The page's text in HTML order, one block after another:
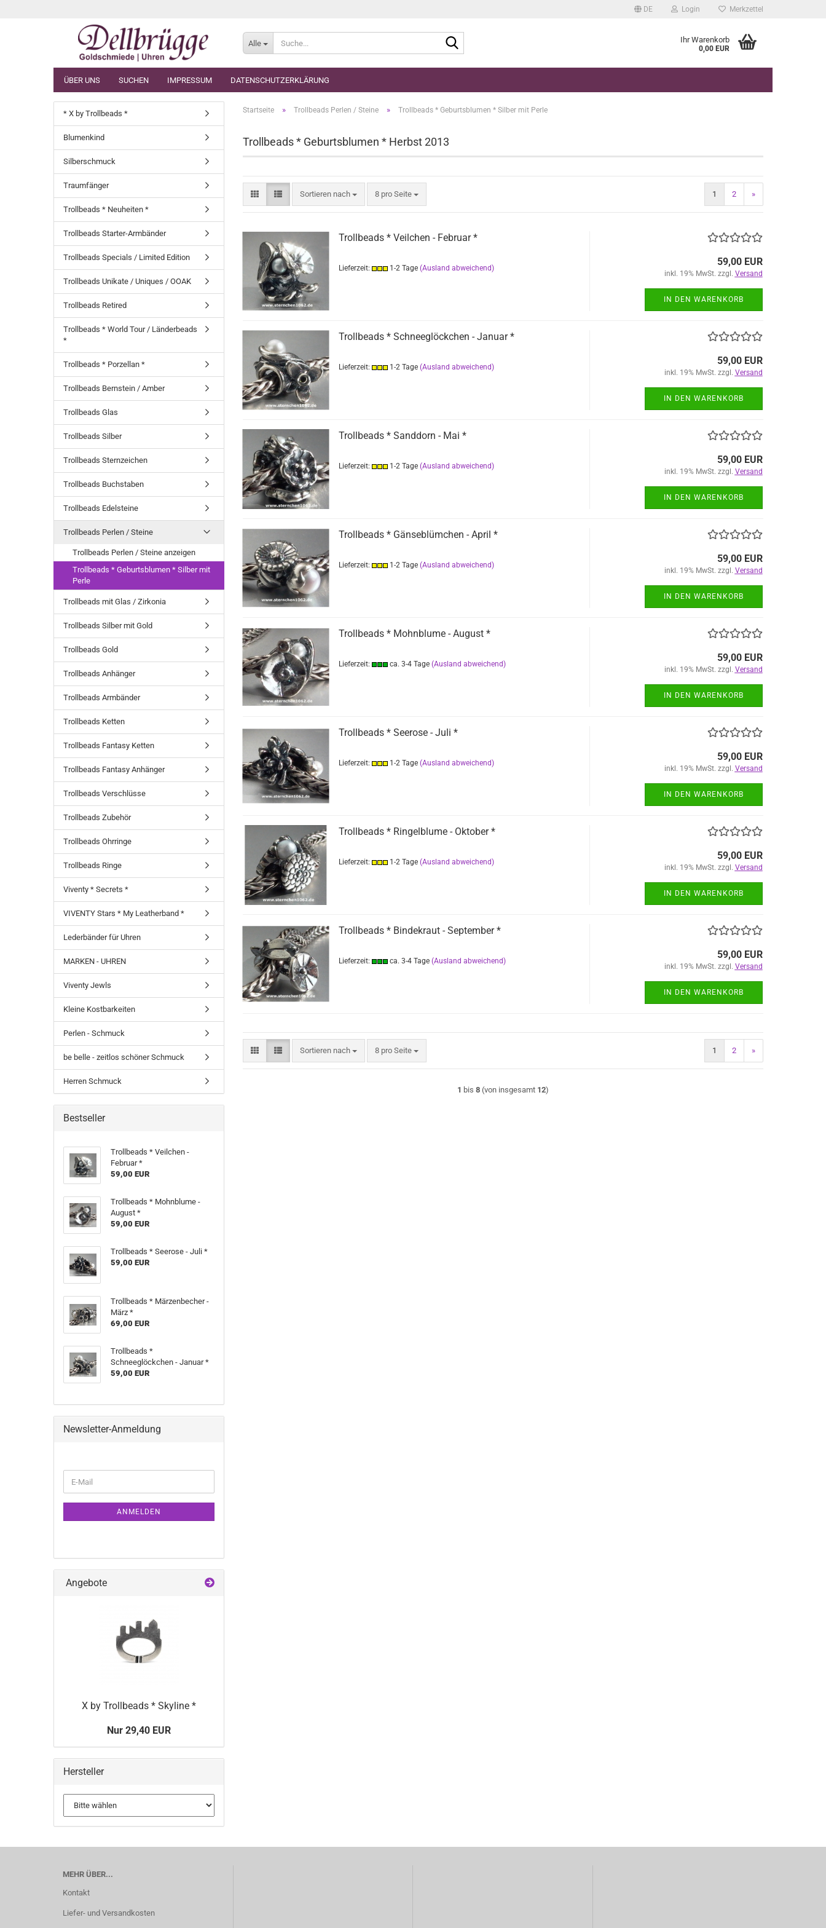
DE Login Merkzettel
Alle Ihr Warenkorb
0,00 EUR
ÜBER UNS SUCHEN IMPRESSUM DATENSCHUTZERKLÄRUNG
Startseite » Trollbeads Perlen / Steine » Trollbeads * Geburtsblumen * Silber mit Perle
Trollbeads * Geburtsblumen * Herbst 2013
Sortieren nach
Sortieren nach 8 pro Seite
pro Seite 1 2 »
Trollbeads * Veilchen - Februar *
Lieferzeit: 1-2 Tage (Ausland abweichend)
59,00 EUR
inkl. 19% MwSt. zzgl. Versand
IN DEN WARENKORB
Trollbeads * Schneeglöckchen - Januar *
Lieferzeit: 1-2 Tage (Ausland abweichend)
59,00 EUR
inkl. 19% MwSt. zzgl. Versand
IN DEN WARENKORB
Trollbeads * Sanddorn - Mai *
Lieferzeit: 1-2 Tage (Ausland abweichend)
59,00 EUR
inkl. 19% MwSt. zzgl. Versand
IN DEN WARENKORB
Trollbeads * Gänseblümchen - April *
Lieferzeit: 1-2 Tage (Ausland abweichend)
59,00 EUR
inkl. 19% MwSt. zzgl. Versand
IN DEN WARENKORB
Trollbeads * Mohnblume - August *
Lieferzeit: ca. 3-4 Tage (Ausland abweichend)
59,00 EUR
inkl. 19% MwSt. zzgl. Versand
IN DEN WARENKORB
Trollbeads * Seerose - Juli *
Lieferzeit: 1-2 Tage (Ausland abweichend)
59,00 EUR
inkl. 19% MwSt. zzgl. Versand
IN DEN WARENKORB
Trollbeads * Ringelblume - Oktober *
Lieferzeit: 1-2 Tage (Ausland abweichend)
59,00 EUR
inkl. 19% MwSt. zzgl. Versand
IN DEN WARENKORB
Trollbeads * Bindekraut - September *
Lieferzeit: ca. 3-4 Tage (Ausland abweichend)
59,00 EUR
inkl. 19% MwSt. zzgl. Versand
IN DEN WARENKORB
Sortieren nach
Sortieren nach 8 pro Seite
pro Seite 1 2 »
1 bis 8(von insgesamt 12)
* X by Trollbeads *
Blumenkind
Silberschmuck
Traumfänger
Trollbeads * Neuheiten *
Trollbeads Starter-Armbänder
Trollbeads Specials / Limited Edition
Trollbeads Unikate / Uniques / OOAK
Trollbeads Retired
Trollbeads * World Tour / Länderbeads
*
Trollbeads * Porzellan *
Trollbeads Bernstein / Amber
Trollbeads Glas
Trollbeads Silber
Trollbeads Sternzeichen
Trollbeads Buchstaben
Trollbeads Edelsteine
Trollbeads Perlen / Steine
Trollbeads Perlen / Steine anzeigen
Trollbeads * Geburtsblumen * Silber mit
Perle
Trollbeads mit Glas / Zirkonia
Trollbeads Silber mit Gold
Trollbeads Gold
Trollbeads Anhänger
Trollbeads Armbänder
Trollbeads Ketten
Trollbeads Fantasy Ketten
Trollbeads Fantasy Anhänger
Trollbeads Verschlüsse
Trollbeads Zubehör
Trollbeads Ohrringe
Trollbeads Ringe
Viventy * Secrets *
VIVENTY Stars * My Leatherband *
Lederbänder für Uhren
MARKEN - UHREN
Viventy Jewls
Kleine Kostbarkeiten
Perlen - Schmuck
be belle - zeitlos schöner Schmuck
Herren Schmuck
Bestseller
Trollbeads * Veilchen -
Februar *
59,00 EUR
Trollbeads * Mohnblume -
August *
59,00 EUR
Trollbeads * Seerose - Juli *
59,00 EUR
Trollbeads * Märzenbecher -
März *
69,00 EUR
Trollbeads *
Schneeglöckchen - Januar *
59,00 EUR
Newsletter-Anmeldung
ZUR
E-
Mail
ANMELDEN
Angebote
X by Trollbeads * Skyline *
Nur 29,40 EUR
Hersteller
MEHR ÜBER...
Kontakt
Liefer- und Versandkosten